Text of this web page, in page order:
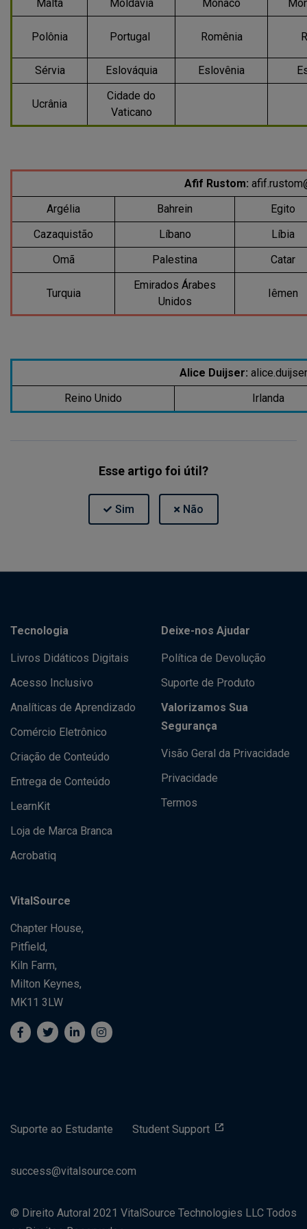
Malta Moldávia Mônaco
Polônia Portugal Romênia
Sérvia Eslováquia Eslovênia
Ucrânia
Cidade do
Vaticano
Afif Rustom:
Argélia
Bahrein
Egito
Cazaquistão
Líbano
Líbia
Omã
Palestina Catar
Turquia
Emirados Árabes
Unidos
Iêmen
Alice Duijser:
Reino Unido
Irlanda
Esse artigo foi útil?
Tecnologia
Livros Didáticos Digitais
Acesso Inclusivo
Analíticas de Aprendizado
Comércio Eletrônico
Criação de Conteúdo
Entrega de Conteúdo
LearnKit
Loja de Marca Branca
Acrobatiq
Deixe-nos Ajudar
Política de Devolução
Suporte de Produto
Valorizamos Sua
Segurança
Visão Geral da Privacidade
Privacidade
Termos
VitalSource
Chapter House,
Pitfield,
Kiln Farm,
Milton Keynes,
MK11 3LW
Suporte ao Estudante Student Support
success@vitalsource.com
© Direito Autoral 2021 VitalSource Technologies LLC Todos